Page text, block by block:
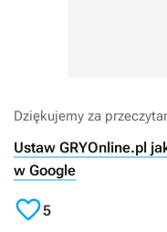
Dziękujemy za
Ustaw GRYOnline.pl
w Google
5